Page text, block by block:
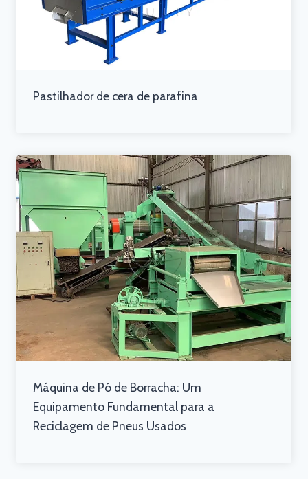
Pastilhador de cera de parafina
Máquina de Pó de Borracha: Um
Equipamento Fundamental para a
Reciclagem de Pneus Usados